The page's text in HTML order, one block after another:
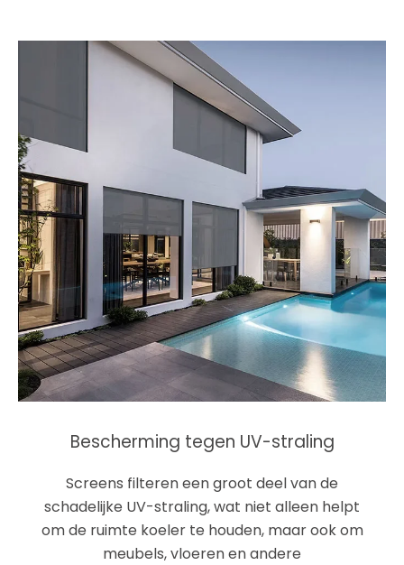
Bescherming tegen UV-straling
Screens filteren een groot deel van de
schadelijke UV-straling, wat niet alleen helpt
om de ruimte koeler te houden, maar ook om
meubels, vloeren en andere